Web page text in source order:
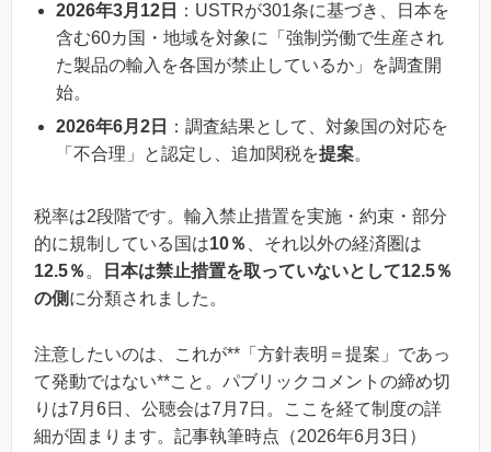
2026年3月12日
：USTRが301条に基づき、日本を
含む60カ国・地域を対象に「強制労働で生産され
た製品の輸入を各国が禁止しているか」を調査開
始。
2026年6月2日
：調査結果として、対象国の対応を
「不合理」と認定し、追加関税を提案。
税率は2段階です。輸入禁止措置を実施・約束・部分
的に規制している国は10％
、それ以外の経済圏は
12.5％ 。
日本は禁止措置を取っていないとして12.5％
の側 に分類されました。
注意したいのは、これが**「方針表明＝提案」であっ
て発動ではない**こと。パブリックコメントの締め切
りは7月6日、公聴会は7月7日。ここを経て制度の詳
細が固まります。記事執筆時点（2026年6月3日）